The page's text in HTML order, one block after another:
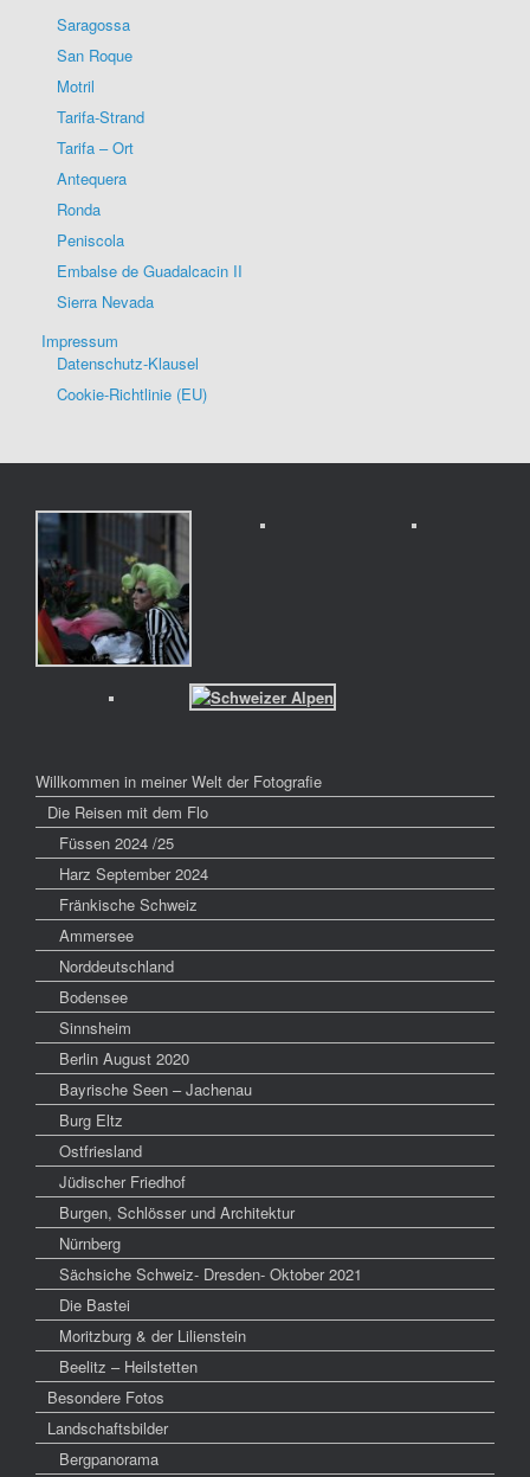
Saragossa
San Roque
Motril
Tarifa-Strand
Tarifa – Ort
Antequera
Ronda
Peniscola
Embalse de Guadalcacin II
Sierra Nevada
Impressum
Datenschutz-Klausel
Cookie-Richtlinie (EU)
Willkommen in meiner Welt der Fotografie
Die Reisen mit dem Flo
Füssen 2024 /25
Harz September 2024
Fränkische Schweiz
Ammersee
Norddeutschland
Bodensee
Sinnsheim
Berlin August 2020
Bayrische Seen – Jachenau
Burg Eltz
Ostfriesland
Jüdischer Friedhof
Burgen, Schlösser und Architektur
Nürnberg
Sächsiche Schweiz- Dresden- Oktober 2021
Die Bastei
Moritzburg & der Lilienstein
Beelitz – Heilstetten
Besondere Fotos
Landschaftsbilder
Bergpanorama